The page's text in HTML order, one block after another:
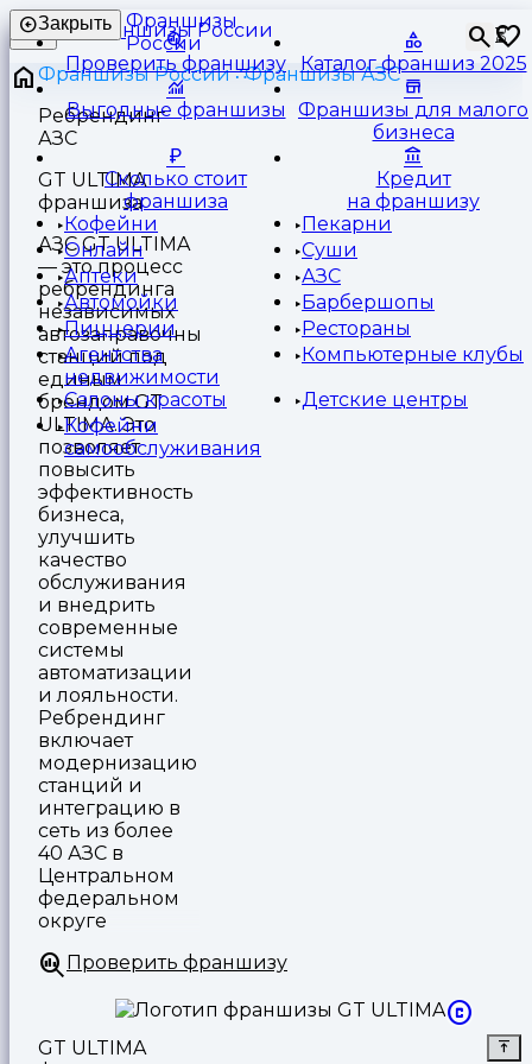
Франшизы
России
⏳
Закрыть
Проверить франшизу Каталог франшиз 2025
Выгодные франшизы
Франшизы для малого
бизнеса
Сколько стоит
франшиза
Кредит
на франшизу
Кофейни
Пекарни
Онлайн
Суши
Аптеки
АЗС
Автомойки
Барбершопы
Пиццерии
Рестораны
Агентства
недвижимости
Компьютерные клубы
Салоны красоты
Детские центры
Кофейни
самообслуживания
Франшизы России
Франшизы АЗС
Ребрендинг
АЗС
GT ULTIMA
франшиза
АЗС GT ULTIMA
— это процесс
ребрендинга
независимых
автозаправочных
станций под
единым
брендом GT
ULTIMA. Это
позволяет
повысить
эффективность
бизнеса,
улучшить
качество
обслуживания
и внедрить
современные
системы
автоматизации
и лояльности.
Ребрендинг
включает
модернизацию
станций и
интеграцию в
сеть из более
40 АЗС в
Центральном
федеральном
округе
Проверить франшизу
GT ULTIMA